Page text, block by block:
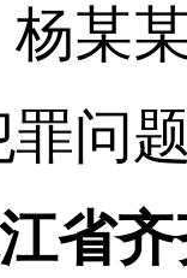
某
问
省